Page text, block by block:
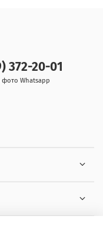
372-20-01
Whatsapp